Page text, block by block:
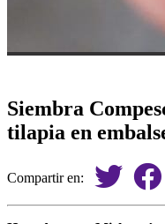
Siembra
tilapia en
Compartir en: